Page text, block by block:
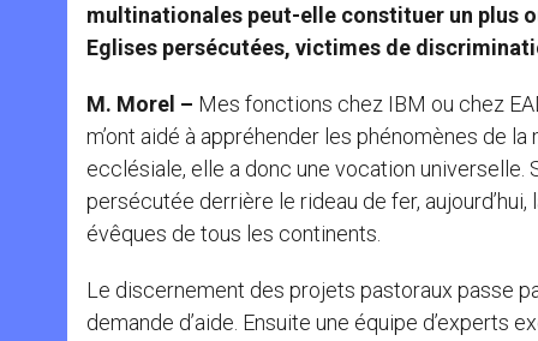
multinationales peut-elle constituer un plus
Eglises persécutées, victimes de
M. Morel – Mes fonctions chez IBM ou chez
m’ont aidé à appréhender les phénomènes de
ecclésiale, elle a donc une vocation universelle.
persécutée derrière le rideau de fer,
évêques de tous les continents.
Le discernement des projets pastoraux passe
demande d’aide. Ensuite une équipe d’experts